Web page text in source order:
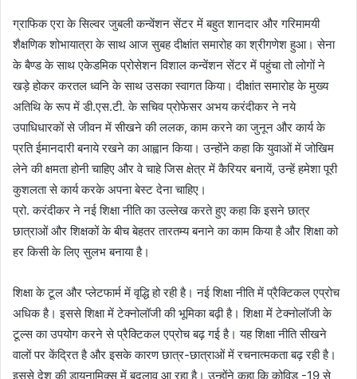
ग्राफिक एरा के सिल्वर जुबली कन्वेंशन सेंटर में बहुत शानदार और गरिमामयी
शैक्षणिक शोभायात्रा के साथ आज सुबह दीक्षांत समारोह का श्रीगणेश हुआ। सेना
के बैण्ड के साथ एकेडमिक प्रोसेशन विशाल कन्वेंशन सेंटर में पहुंचा तो लोगों ने
खड़े होकर करतल ध्वनि के साथ उसका स्वागत किया। दीक्षांत समारोह के मुख्य
अतिथि के रूप में डी.एस.टी. के सचिव प्रोफेसर अभय करंदीकर ने नये
उपाधिधारकों से जीवन में सीखने की ललक, काम करने का जुनून और कार्य के
प्रति ईमानदारी बनाये रखने का आह्वान किया। उन्होंने कहा कि युवाओं में जोखिम
लेने की क्षमता होनी चाहिए और वे चाहे जिस क्षेत्र में कैरियर बनायें, उन्हें हमेशा पूरी
कुशलता से कार्य करके अपना बेस्ट देना चाहिए।
प्रो. करंदीकर ने नई शिक्षा नीति का उल्लेख करते हुए कहा कि इसने छात्र
छात्राओं और शिक्षकों के बीच बेहतर तारतम्य बनाने का काम किया है और शिक्षा को
हर किसी के लिए सुलभ बनाया है।
शिक्षा के टूल और प्लेटफार्म में वृद्धि हो रही है। नई शिक्षा नीति में प्रैक्टिकल एप्रोच
अधिक है। इससे शिक्षा में टेक्नोलॉजी की भूमिका बढ़ी है। शिक्षा में टेक्नोलॉजी के
टूल्स का उपयोग करने से प्रैक्टिकल एप्रोच बढ़ गई है। यह शिक्षा नीति सीखने
वालों पर केंद्रित है और इसके कारण छात्र-छात्राओं में रचनात्मकता बढ़ रही है।
इससे देश की डायनामिक्स में बदलाव आ रहा है। उन्होंने कहा कि कोविड -19 से